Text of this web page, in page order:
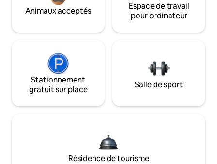
Animaux acceptés
Espace de travail
pour ordinateur
Stationnement
gratuit sur place
Salle de sport
Résidence de tourisme